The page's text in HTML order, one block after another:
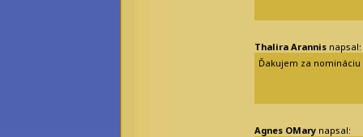
Thalira Arannis napsal:
Ďakujem za
Agnes OMary napsal: